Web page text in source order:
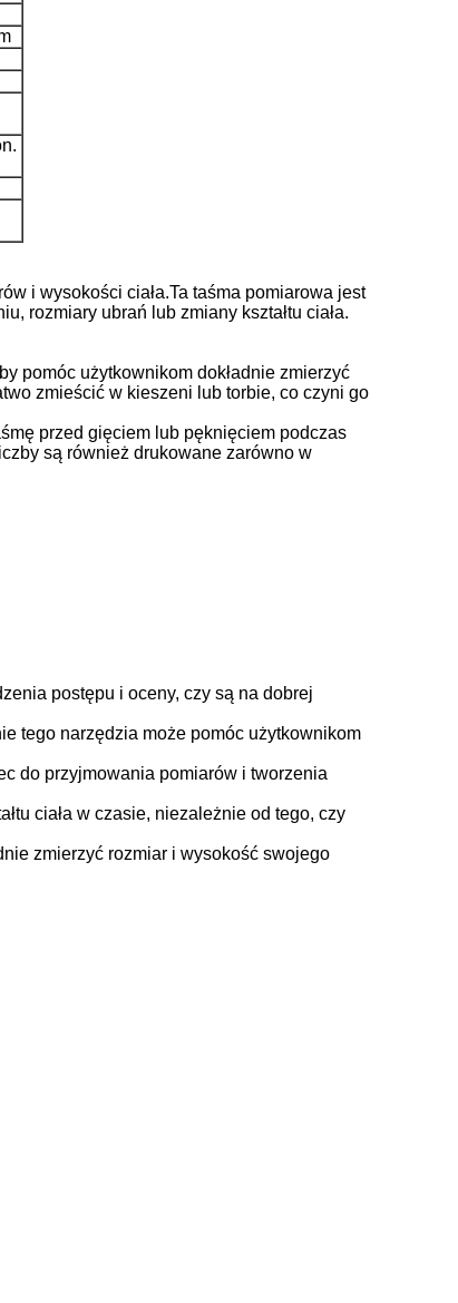
i wysokości ciała.Ta taśma pomiarowa jest
rozmiary ubrań lub zmiany kształtu ciała.
pomóc użytkownikom dokładnie zmierzyć
zmieścić w kieszeni lub torbie, co czyni go
przed gięciem lub pęknięciem podczas
są również drukowane zarówno w
postępu i oceny, czy są na dobrej
tego narzędzia może pomóc użytkownikom
do przyjmowania pomiarów i tworzenia
ciała w czasie, niezależnie od tego, czy
zmierzyć rozmiar i wysokość swojego